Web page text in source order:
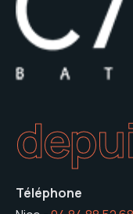
Téléphone